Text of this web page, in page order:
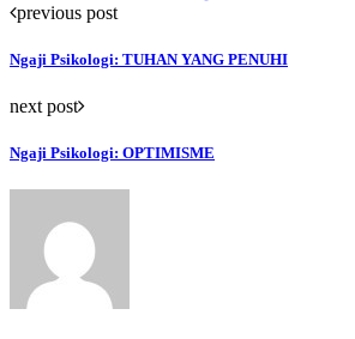
previous post
Ngaji Psikologi: TUHAN YANG PENUHI
next post
Ngaji Psikologi: OPTIMISME